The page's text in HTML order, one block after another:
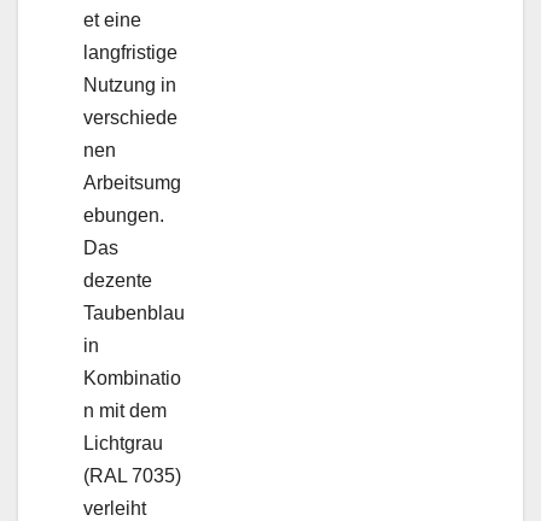
et eine
langfristige
Nutzung in
verschiede
nen
Arbeitsumg
ebungen.
Das
dezente
Taubenblau
in
Kombinatio
n mit dem
Lichtgrau
(RAL 7035)
verleiht